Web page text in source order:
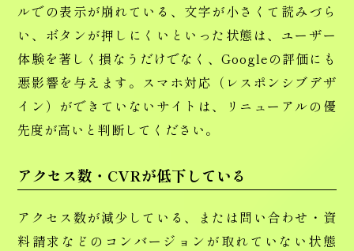
ルでの表示が崩れている、文字が小さくて読みづら
い、ボタンが押しにくいといった状態は、ユーザー
体験を著しく損なうだけでなく、Googleの評価にも
悪影響を与えます。スマホ対応（レスポンシブデザ
イン）ができていないサイトは、リニューアルの優
先度が高いと判断してください。
アクセス数・CVRが低下している
アクセス数が減少している、または問い合わせ・資
料請求などのコンバージョンが取れていない状態